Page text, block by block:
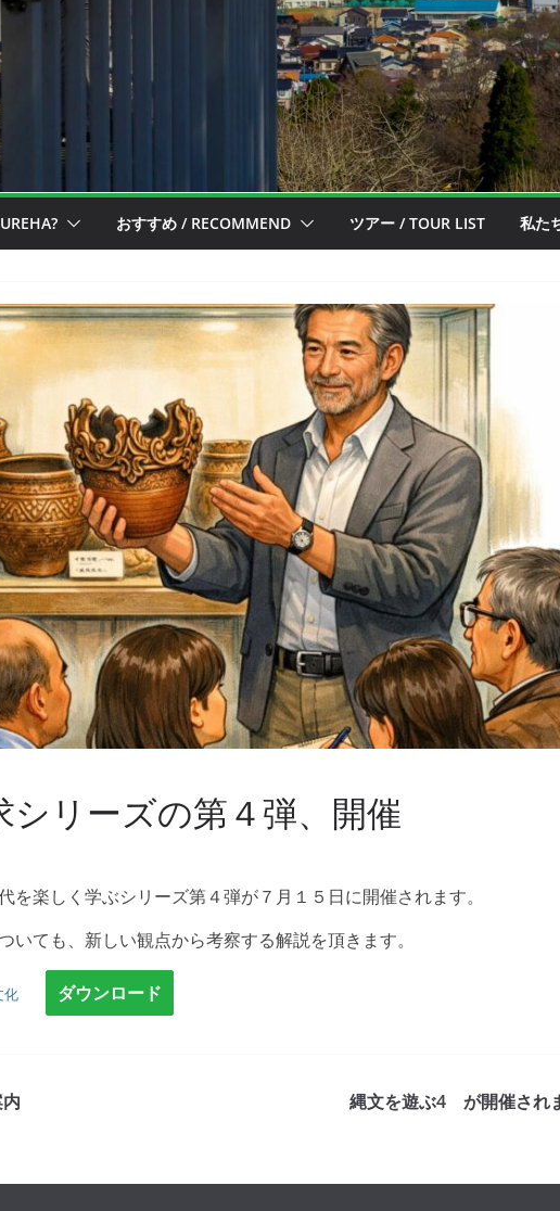
おすすめ / RECOMMEND ツアー / TOUR LIST 私た
シリーズの第４弾、開催
を楽しく学ぶシリーズ第４弾が７月１５日に開催されます。
いても、新しい観点から考察する解説を頂きます。
化 ダウンロード
縄文を遊ぶ4 が開催され